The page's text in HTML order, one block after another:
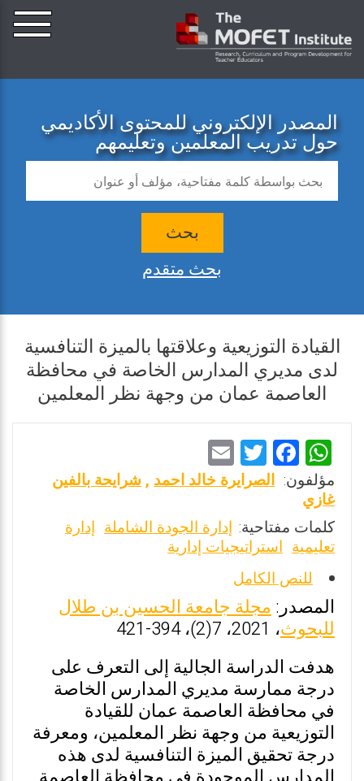
المصدر الإلكتروني للمحتوى الأكاديمي
حول تدريب المعلمين وتعليمهم
بحث
بحث متقدم
القيادة التوزيعية وعلاقتها بالميزة التنافسية
لدى مديري المدارس الخاصة في محافظة
العاصمة عمان من وجهة نظر المعلمين
W
h
at
s
A
p
p
F
a
b
o
o
k
T
wi
er
m
l
مؤلفون: الصرايرة خالد احمد,شرايحة بالفين
غازي
كلمات مفتاحية: إدارة الجودة الشاملة إدارة
تعليمية استراتيجيات إدارية
للنص الكامل
المصدر:مجلة جامعة الحسين بن طلال
للبحوث، 2021، 7(2)، 394-421
هدفت الدراسة الجالية إلى التعرف على
درجة ممارسة مديري المدارس الخاصة
في محافظة العاصمة عمان للقيادة
التوزيعية من وجهة نظر المعلمين، ومعرفة
درجة تحقيق الميزة التنافسية لدى هذه